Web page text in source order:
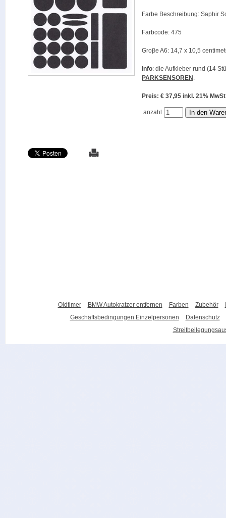
Farbe Beschreibung: Saphir
Farbcode: 475
Groβe A6: 14,7 x 10,5
Info: die Aufkleber rund (14
PARKSENSOREN .
Preis: € 37,95 inkl. 21%
anzahl
Oldtimer BMW Autokratzer entfernen Farben Zubehör
Geschäftsbedingungen Einzelpersonen
Datenschutz